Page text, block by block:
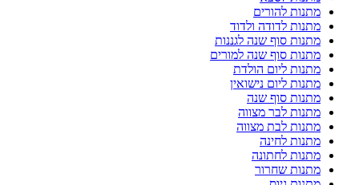
מתנות להורים
מתנות לדודה ולדוד
מתנות סוף שנה לגננות
מתנות סוף שנה למורים
מתנות ליום הולדת
מתנות ליום נישואין
מתנות סוף שנה
מתנות לבר מצווה
מתנות לבת מצווה
מתנות לחינה
מתנות לחתונה
מתנות שחרור